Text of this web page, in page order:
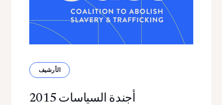
الأرشيف
أجندة السياسات 2015